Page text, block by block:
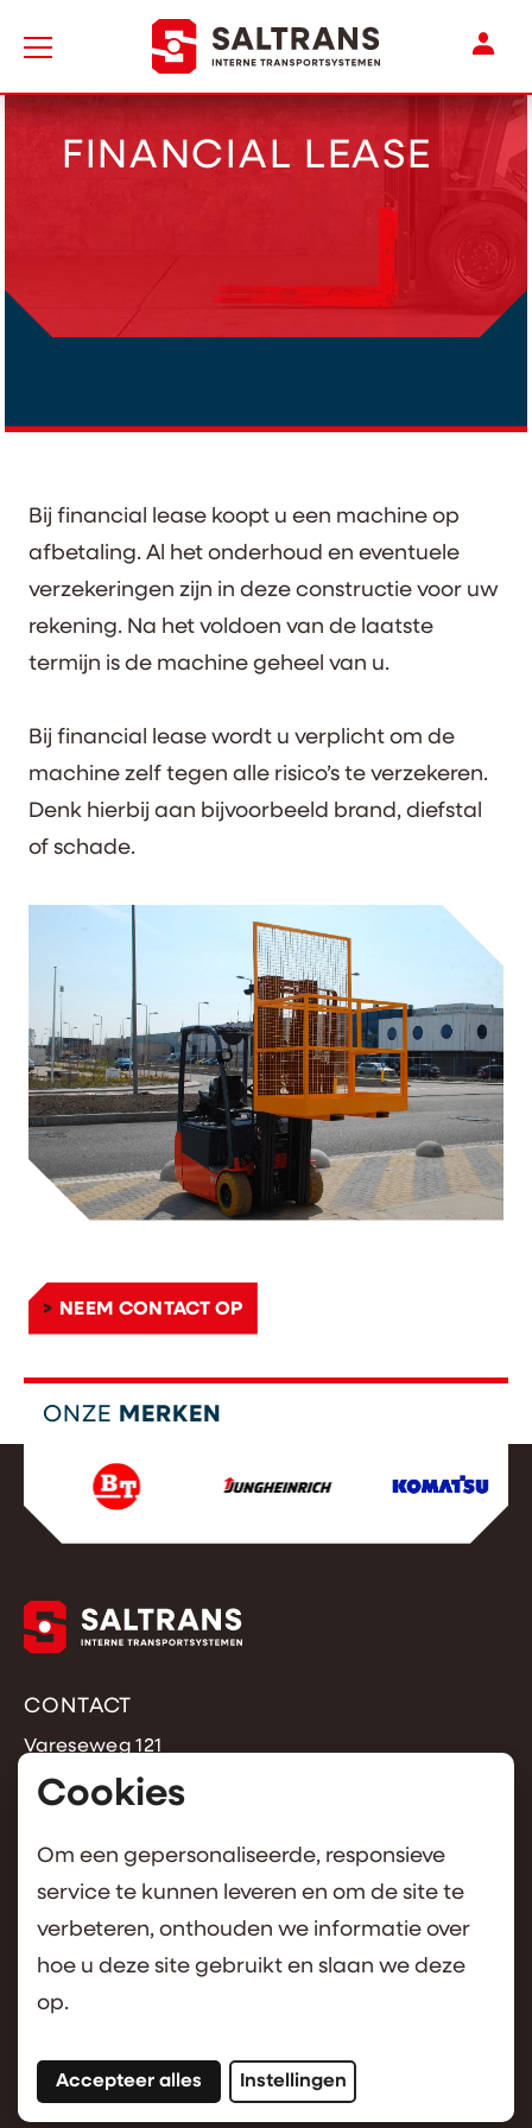
Cookies
Om een gepersonaliseerde, responsieve
service te kunnen leveren en om de site te
verbeteren, onthouden we informatie over
hoe u deze site gebruikt en slaan we deze
op.
Accepteer alles
qua cookies en sluit deze popup.
Instellingen
Naar de homepage
FINANCIAL LEASE
Bij financial lease koopt u een machine op
afbetaling. Al het onderhoud en eventuele
verzekeringen zijn in deze constructie voor uw
rekening. Na het voldoen van de laatste
termijn is de machine geheel van u.
Bij financial lease wordt u verplicht om de
machine zelf tegen alle risico’s te verzekeren.
Denk hierbij aan bijvoorbeeld brand, diefstal
of schade.
NEEM CONTACT OP
ONZE MERKEN
CONTACT
Vareseweg 121
3047 AT Rotterdam
+31 (0)10 462 5877
OVER SALTRANS
Over saltrans
Cookies
© SALTRANS 2026